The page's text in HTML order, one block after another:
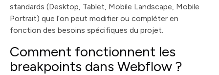
standards (Desktop, Tablet, Mobile Landscape, Mobile
Portrait) que l’on peut modifier ou compléter en
fonction des besoins spécifiques du projet.
Comment fonctionnent les
breakpoints dans Webflow ?